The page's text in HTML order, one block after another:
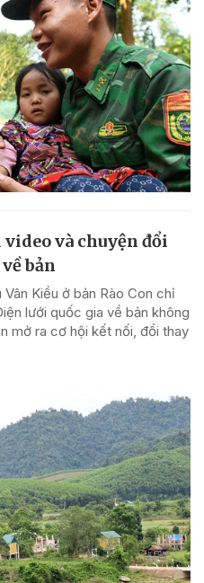
và chuyện đổi
bản
Kiều ở bản Rào Con chỉ
lưới quốc gia về bản không
mở ra cơ hội kết nối, đổi thay